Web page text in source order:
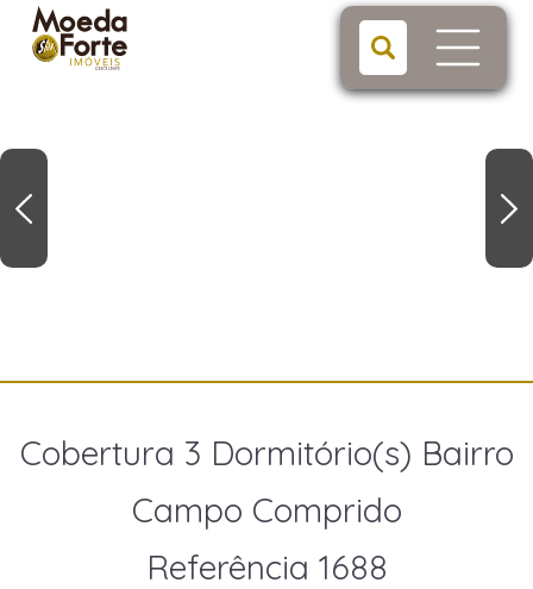
Cobertura 3 Dormitório(s) Bairro
Campo Comprido
Referência 1688